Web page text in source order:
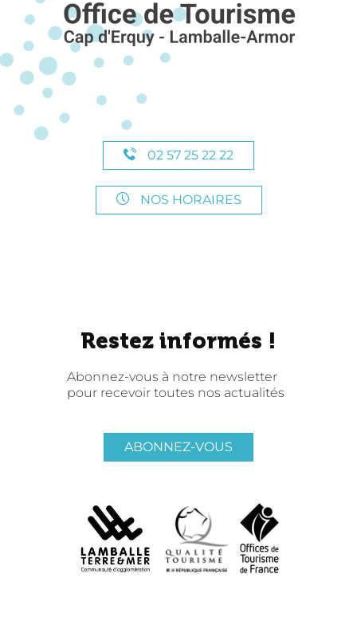
02 57 25 22 22
NOS HORAIRES
Restez informés !
Abonnez-vous à notre newsletter
pour recevoir toutes nos actualités
ABONNEZ-VOUS